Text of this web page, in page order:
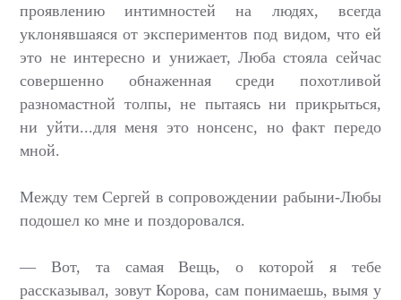
проявлению интимностей на людях, всегда
уклонявшаяся от экспериментов под видом, что ей
это не интересно и унижает, Люба стояла сейчас
совершенно обнаженная среди похотливой
разномастной толпы, не пытаясь ни прикрыться,
ни уйти...для меня это нонсенс, но факт передо
мной.
Между тем Сергей в сопровождении рабыни-Любы
подошел ко мне и поздоровался.
— Вот, та самая Вещь, о которой я тебе
рассказывал, зовут Корова, сам понимаешь, вымя у